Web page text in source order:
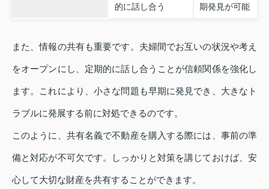
的に話し合う
期発見が可能
また、情報の共有も重要です。夫婦間でお互いの状況や考え
をオープンにし、定期的に話し合うことが信頼関係を強化し
ます。これにより、小さな問題も早期に発見でき、大きなト
ラブルに発展する前に対処できるのです。
このように、共有名義で不動産を購入する際には、事前の準
備と対応が不可欠です。しっかりと対策を講じておけば、安
心して大切な財産を共有することができます。